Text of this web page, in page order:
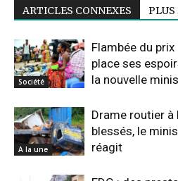
ARTICLES CONNEXES PLUS
Société
Flambée du prix
place ses
la nouvelle
A la une
Drame routier
blessés, le
réagit